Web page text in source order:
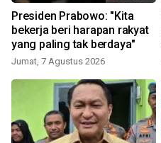
Presiden Prabowo: "Kita
bekerja beri harapan rakyat
yang paling tak berdaya"
Jumat, 7 Agustus 2026